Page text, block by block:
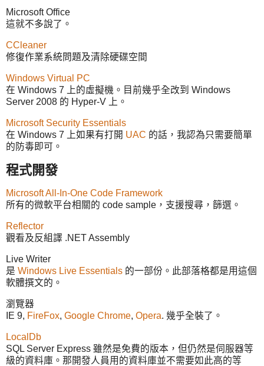
Microsoft Office
這就不多說了。
CCleaner
修復作業系統問題及清除硬碟空間
Windows Virtual PC
在 Windows 7 上的虛擬機。目前幾乎全改到 Windows
Server 2008 的 Hyper-V 上。
Microsoft Security Essentials
在 Windows 7 上如果有打開 UAC 的話，我認為只需要簡單
的防毒即可。
程式開發
Microsoft All-In-One Code Framework
所有的微軟平台相關的 code sample，支援搜尋，篩選。
Reflector
觀看及反組譯 .NET Assembly
Live Writer
是 Windows Live Essentials 的一部份。此部落格都是用這個
軟體撰文的。
瀏覽器
IE 9, FireFox, Google Chrome, Opera. 幾乎全裝了。
LocalDb
SQL Server Express 雖然是免費的版本，但仍然是伺服器等
級的資料庫。那開發人員用的資料庫並不需要如此高的等